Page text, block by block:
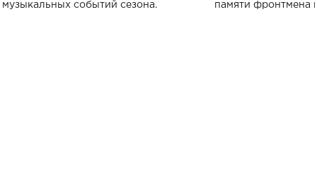
музыкальных событий сезона.
памяти фронтмена